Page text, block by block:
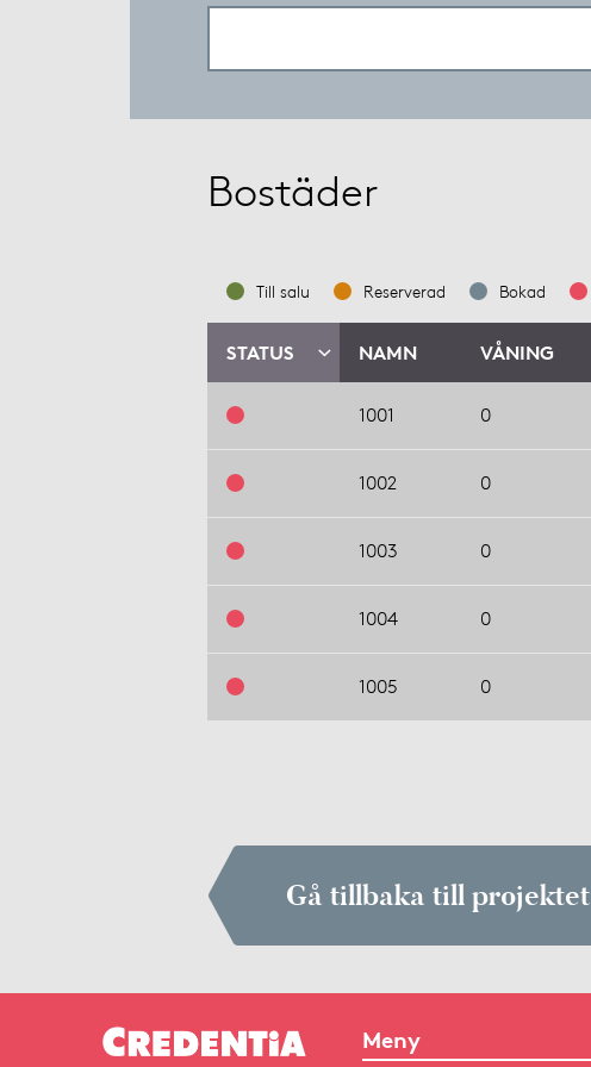
Bostäder
Till salu Reserverad Bokad
STATUS NAMN VÅNING
1001 0
1002 0
1003 0
1004 0
1005 0
Gå tillbaka till projektet
Meny